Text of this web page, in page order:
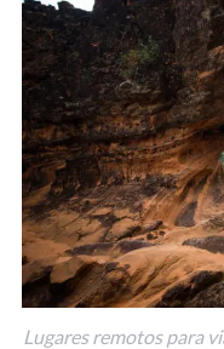
Lugares remotos para